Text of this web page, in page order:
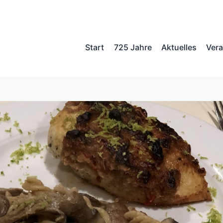
Start 725 Jahre Aktuelles